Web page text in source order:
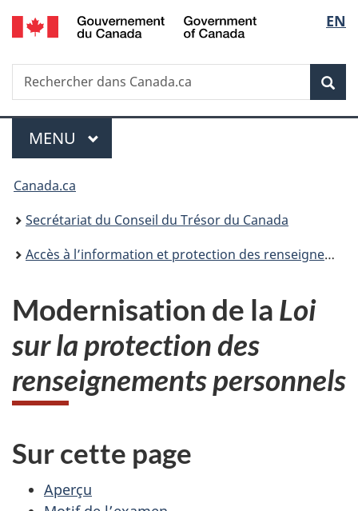
Passer
au
principal
Passer
à
Au
du
Passer
à
version
simplifiée
de
la
EN
Recherche
Rechercher
dans
Menu
MENU PRINCIPAL
Vous
êtes
ici :
Canada.ca
Secrétariat du Conseil du Trésor du Canada
Accès à l’information et protection des renseignements personnels
Modernisation de la Loi
sur la protection des
renseignements personnels
Sur cette page
Aperçu